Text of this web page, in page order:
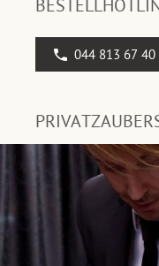
044 813 67 40